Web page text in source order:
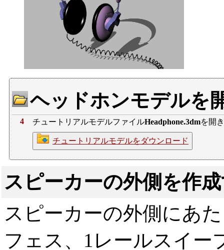
ヘッドホンモデルを
4 チュートリアルモデルファイルHeadphone.3dmを開
チュートリアルモデルをダウンロード
スピーカーの外側を作
スピーカーの外側にあ
フェス、1レールスイー